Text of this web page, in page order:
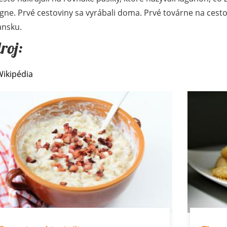
Prvé cestoviny sa vyrábali doma. Prvé továrne na